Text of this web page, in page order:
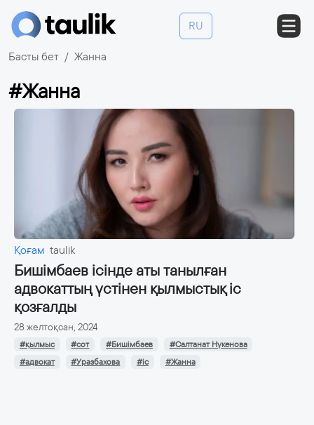
RU
Басты бет Жанна
#Жанна
Қоғам taulik
Бишімбаев ісінде аты танылған
адвокаттың үстінен қылмыстық іс
қозғалды
28 желтоқсан, 2024
#қылмыс #сот #Бишімбаев
#Салтанат Нүкенова
#адвокат
#Уразбахова #іс #Жанна